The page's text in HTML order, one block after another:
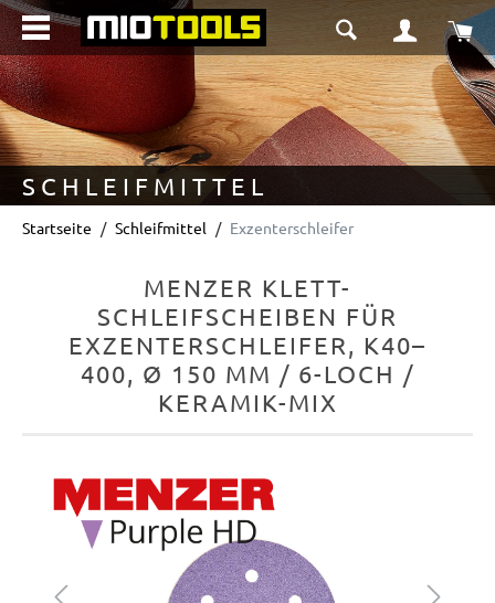
springen
SCHLEIFMITTEL
Startseite Schleifmittel Exzenterschleifer
MENZER KLETT-
SCHLEIFSCHEIBEN FÜR
EXZENTERSCHLEIFER, K40–
400, Ø 150 MM / 6-LOCH /
KERAMIK-MIX
Bildergalerie überspringen